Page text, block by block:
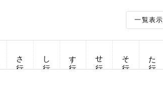
一覧表示
さ行 し行 す行 せ行 そ行 た行